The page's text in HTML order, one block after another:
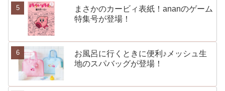
まさかのカービィ表紙！ananのゲーム
特集号が登場！
お風呂に行くときに便利♪メッシュ生
地のスパバッグが登場！